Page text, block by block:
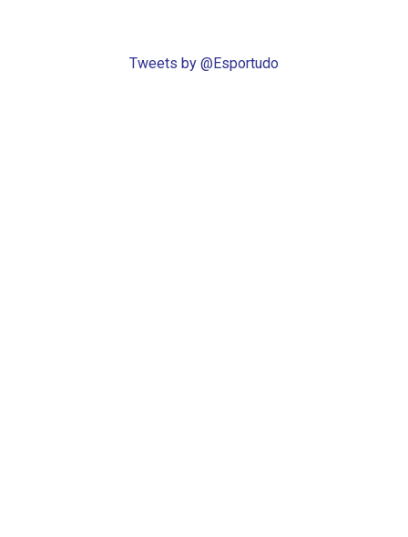
Tweets by @Esportudo